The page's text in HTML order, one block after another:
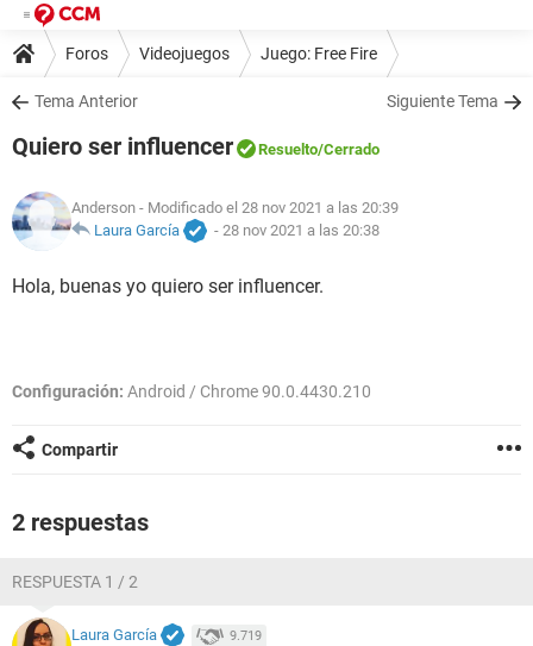
Foros Videojuegos Juego: Free Fire
Tema Anterior Siguiente Tema
Quiero ser influencer Resuelto/Cerrado
Anderson - Modificado el 28 nov 2021 a las 20:39
Laura García
- 28 nov 2021 a las 20:38
Hola, buenas yo quiero ser influencer.
Configuración: Android / Chrome 90.0.4430.210
Compartir
2 respuestas
RESPUESTA 1 / 2
Laura García 9.719